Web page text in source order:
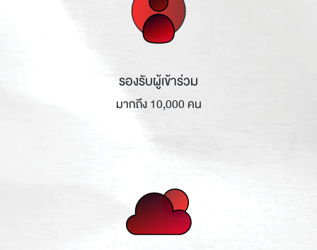
รองรับผู้เข้าร่วม
มากถึง 10,000 คน